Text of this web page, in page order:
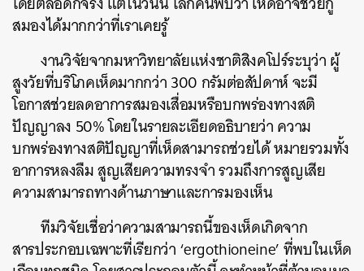
สมองได้มากกว่าที่เราเคยรู้
งานวิจัยจากมหาวิทยาลัยแห่งชาติสิงคโปร์ระบุว่า ผู้
สูงวัยที่บริโภคเห็ดมากกว่า 300 กรัมต่อสัปดาห์ จะมี
โอกาสช่วยลดอาการสมองเสื่อมหรือบกพร่องทางสติ
ปัญญาลง 50% โดยในรายละเอียดอธิบายว่า ความ
บกพร่องทางสติปัญญาที่เห็ดสามารถช่วยได้ หมายรวมทั้ง
อาการหลงลืม สูญเสียความทรงจำ รวมถึงการสูญเสีย
ความสามารถทางด้านภาษาและการมองเห็น
ทีมวิจัยเชื่อว่าความสามารถนี้ของเห็ดเกิดจาก
สารประกอบเฉพาะที่เรียกว่า ‘ergothioneine’ ที่พบในเห็ด